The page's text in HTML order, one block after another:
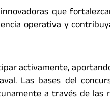
que
operativa y
activamente,
Las bases del